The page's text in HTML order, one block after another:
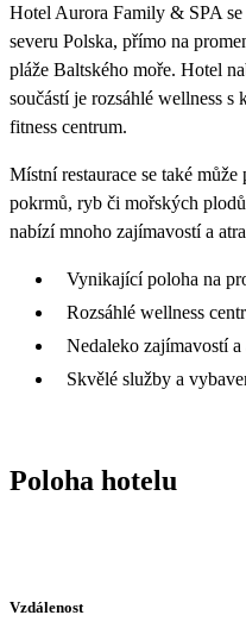
30
3 899
Hotel Aurora Family & SPA
severu Polska, přímo na
pláže Baltského moře. Hotel
součástí je rozsáhlé wellness
fitness centrum.
Místní restaurace se také
pokrmů, ryb či mořských
nabízí mnoho zajímavostí a
Vynikající poloha na
Rozsáhlé wellness
Nedaleko zajímavostí
Skvělé služby a
Poloha hotelu
Vzdálenost